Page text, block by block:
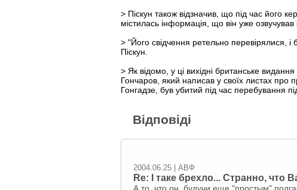
> Піскун також відзначив, що під час його
містилась інформація, що він уже
> "Його свідчення ретельно перевірялися, і
Піскун.
> Як відомо, у ці вихідні британське
Гончаров, який написав у своїх листах про
Гонгадзе, був убитий під час перебування
Відповіді
2004.06.25 | АВФ
Re: І таке брехло... Странно, что